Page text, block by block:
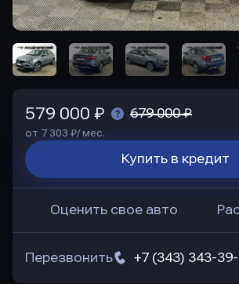
579 000 ₽ 679 000 ₽
от 7 303 ₽/ мес.
Купить в кредит
Оценить свое авто
+7 (343) 343-39-
Перезвонить